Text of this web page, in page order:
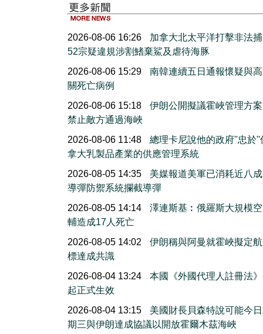
2026-08-06 16:26
加拿大北太平洋打擊非法
52宗疑違規涉割鰭棄鯊及虐待海豚
2026-08-06 15:29
南韓連續五日通報懷疑與
關死亡病例
2026-08-06 15:18
伊朗公開擬議霍峽管理方
禁止敵方通過海峽
2026-08-06 11:48
總理卡尼說他的政府''忠於''
拿大乳製品產業的供應管理系統
2026-08-05 14:35
美媒報道美軍已消耗近八
導彈防禦系統攔截導彈
2026-08-05 14:14
澤連斯基︰俄羅斯大規模
輔造成17人死亡
2026-08-05 14:02
伊朗稱與阿曼就霍峽擬定
標達成共識
2026-08-04 13:24
本國《外國代理人註冊法
起正式生效
2026-08-04 13:15
美國財長貝森特說可能今
期三與伊朗達成協議以開放霍爾木茲海峽